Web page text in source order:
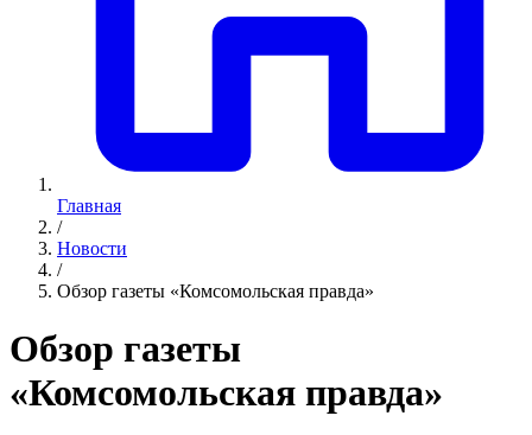
Главная
/
Новости
/
Обзор газеты «Комсомольская правда»
Обзор газеты
«Комсомольская правда»